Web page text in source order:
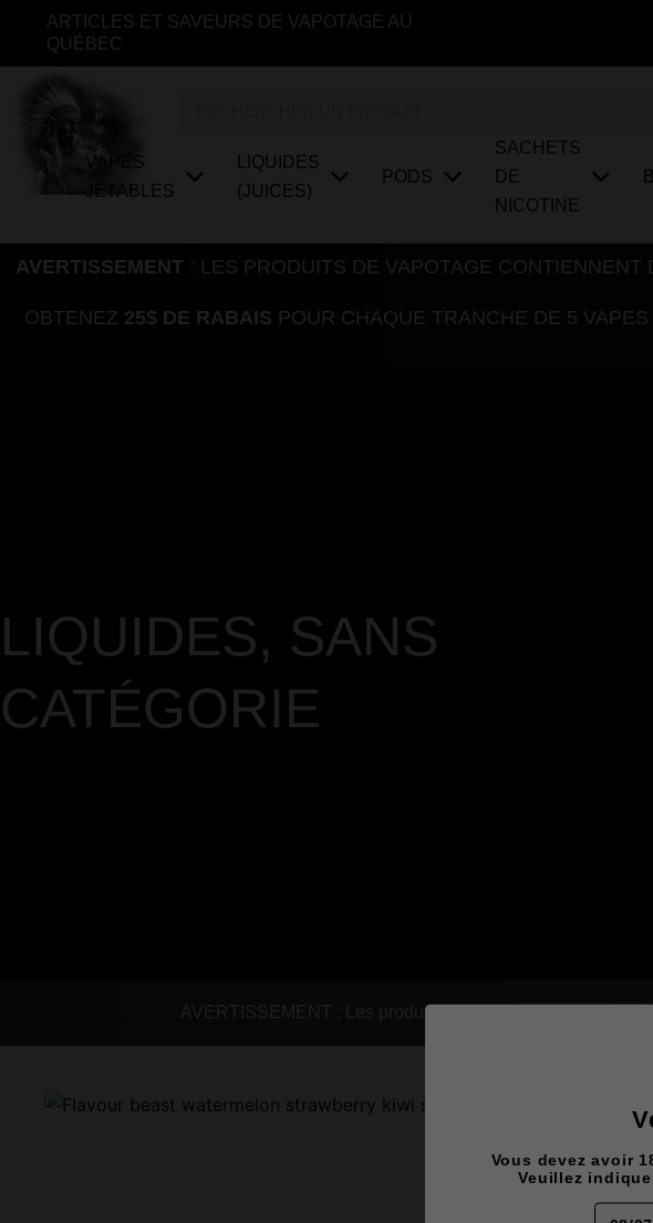
contenu
ARTICLES ET SAVEURS DE VAPOTAGE AU
QUÉBEC
VAPES
JETABLES
LIQUIDES
(JUICES)
PODS
SACHETS
DE
NICOTINE
AVERTISSEMENT: LES PRODUITS DE VAPOTAGE CONTIENNENT
OBTENEZ 25$ DE RABAIS POUR CHAQUE TRANCHE DE 5
LIQUIDES, SANS
CATÉGORIE
AVERTISSEMENT : Les produits de vapotage
Vous devez avoir
Veuillez